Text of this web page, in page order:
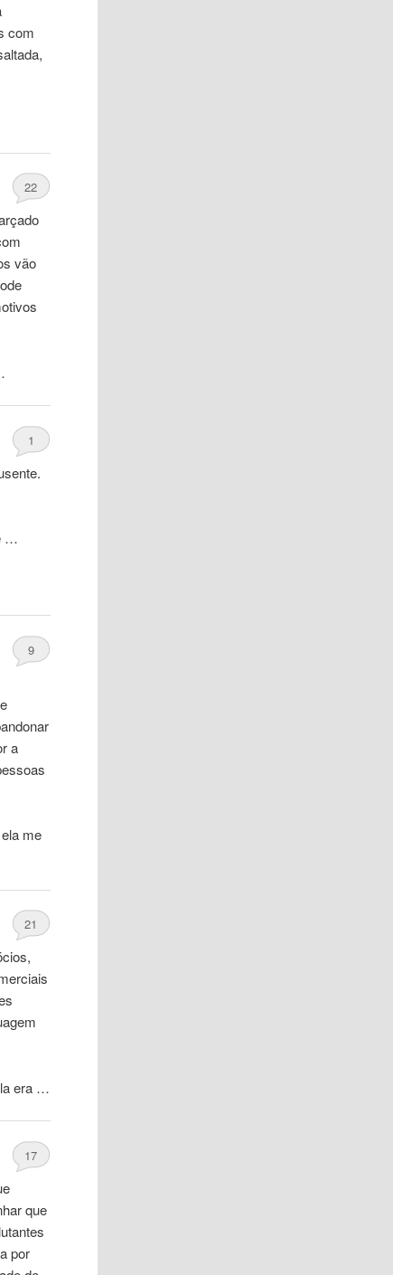
com
22
vão
1
…
9
a
me
21
era …
17
que
por